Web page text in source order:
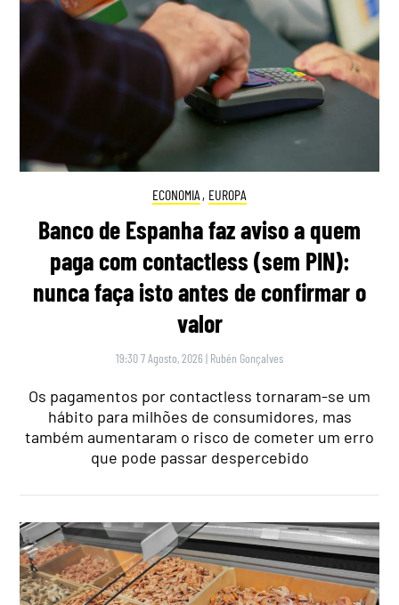
ECONOMIA , EUROPA
Banco de Espanha faz aviso a quem
paga com contactless (sem PIN):
nunca faça isto antes de confirmar o
valor
19:30 7 Agosto, 2026 | Rubén Gonçalves
Os pagamentos por contactless tornaram-se um
hábito para milhões de consumidores, mas
também aumentaram o risco de cometer um erro
que pode passar despercebido